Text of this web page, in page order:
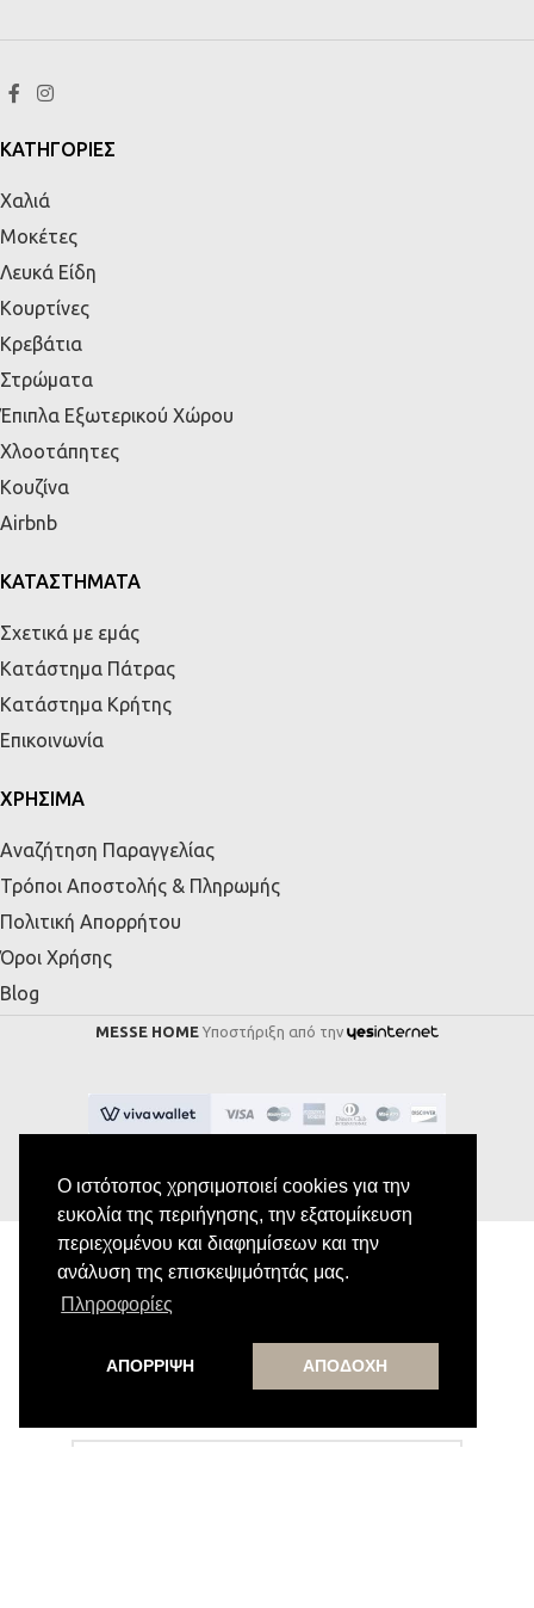
Ο ιστότοπος χρησιμοποιεί cookies για την
ευκολία της περιήγησης, την εξατομίκευση
περιεχομένου και διαφημίσεων και την
ανάλυση της επισκεψιμότητάς μας.
Πληροφορίες
ΑΠΟΡΡΙΨΗ ΑΠΟΔΟΧΗ
ΚΑΤΗΓΟΡΙΕΣ
Χαλιά
Μοκέτες
Λευκά Είδη
Κουρτίνες
Κρεβάτια
Στρώματα
Έπιπλα Εξωτερικού Χώρου
Χλοοτάπητες
Κουζίνα
Airbnb
ΚΑΤΑΣΤΗΜΑΤΑ
Σχετικά με εμάς
Κατάστημα Πάτρας
Κατάστημα Κρήτης
Επικοινωνία
ΧΡΗΣΙΜΑ
Αναζήτηση Παραγγελίας
Τρόποι Αποστολής & Πληρωμής
Πολιτική Απορρήτου
Όροι Χρήσης
Blog
MESSE HOME Υποστήριξη από την
Εγγραφή στο Newsletter
Κάνε εγγραφή στο newsletter μας για να